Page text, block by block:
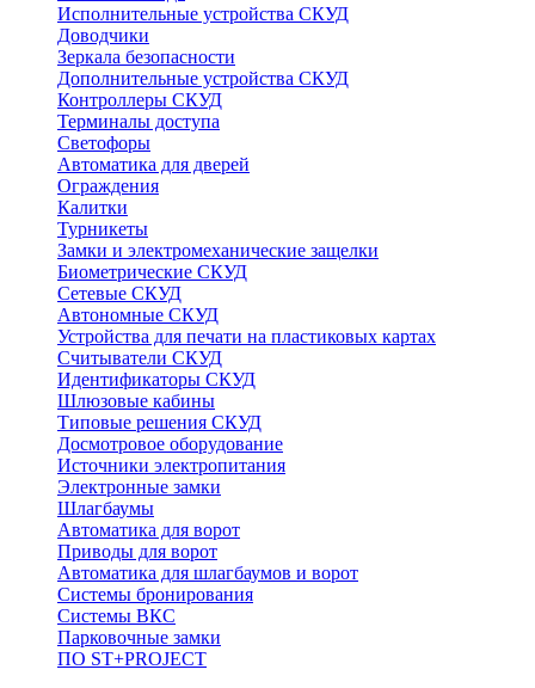
Исполнительные устройства СКУД
Доводчики
Зеркала безопасности
Дополнительные устройства СКУД
Контроллеры СКУД
Терминалы доступа
Светофоры
Автоматика для дверей
Ограждения
Калитки
Турникеты
Замки и электромеханические защелки
Биометрические СКУД
Сетевые СКУД
Автономные СКУД
Устройства для печати на пластиковых картах
Считыватели СКУД
Идентификаторы СКУД
Шлюзовые кабины
Типовые решения СКУД
Досмотровое оборудование
Источники электропитания
Электронные замки
Шлагбаумы
Автоматика для ворот
Приводы для ворот
Автоматика для шлагбаумов и ворот
Системы бронирования
Системы ВКС
Парковочные замки
ПО ST+PROJECT